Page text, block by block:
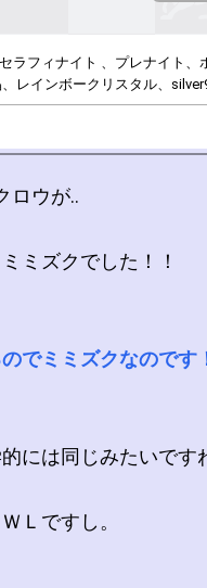
ラフィナイト 、プレナイト、
レインボークリスタル、
ロウが..
ミズクでした！！
でミミズクなのです
には同じみたいです
Ｌですし。